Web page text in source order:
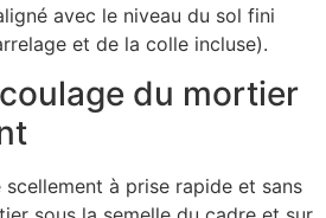
avec le niveau du sol fini
et de la colle incluse).
du mortier
à prise rapide et sans